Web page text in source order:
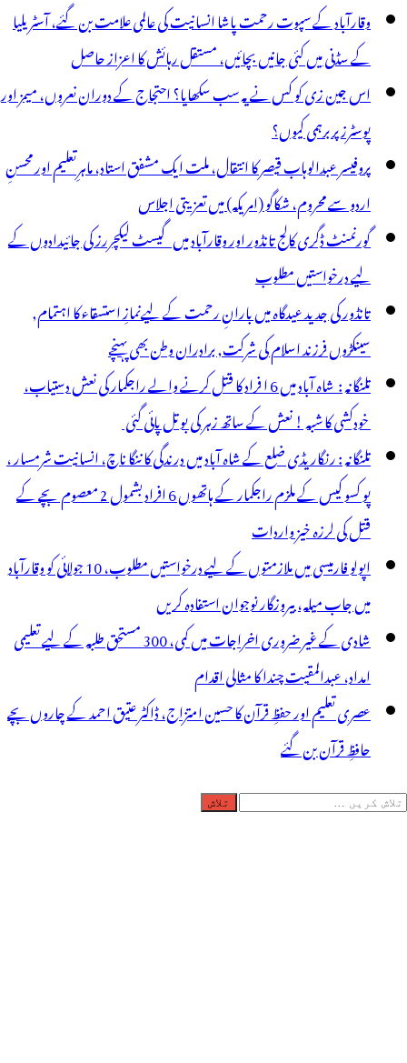
وقارآباد کے سپوت رحمت پاشا انسانیت کی عالمی علامت بن گئے، آسٹریلیا
کے سڈنی میں کئی جانیں بچائیں، مستقل رہائش کا اعزاز حاصل
اس جین زی کو کس نے یہ سب سکھایا؟ احتجاج کے دوران نعروں، میمز اور
پوسٹرز پر برہمی کیوں؟
پروفیسر عبدالوہاب قیصر کا انتقال، ملت ایک مشفق استاد، ماہرِتعلیم اور محسنِ
اردو سے محروم، شکاگو (امریکہ) میں تعزیتی اجلاس
گورنمنٹ ڈگری کالج تانڈور اور وقارآباد میں گیسٹ لیکچررز کی جائیدادوں کے
لیے درخواستیں مطلوب
تانڈور کی جدید عیدگاہ میں بارانِ رحمت کے لیےنمازِ استسقاء کا اہتمام,
سینکڑوں فرزند اسلام کی شرکت, برادران وطن بھی پہنچے
تلنگانہ : شاہ آباد میں 6 ا فراد کا قتل کرنے والے راجکمار کی نعش دستیاب،
خودکشی کا شبہ ! نعش کے ساتھ زہر کی بوتل پائی گئی
تلنگانہ : رنگاریڈی ضلع کے شاہ آباد میں درندگی کا ننگا ناچ، انسانیت شرمسار ،
پو کسو کیس کے ملزم راجکمار کے ہاتھوں 6 افراد بشمول 2 معصوم بچے کے
قتل کی لرزہ خیز واردات
اپولو فارمیسی میں ملازمتوں کے لیے درخواستیں مطلوب، 10 جولائی کو وقارآباد
میں جاب میلہ، بیروزگار نوجوان استفادہ کریں
شادی کے غیر ضروری اخراجات میں کمی، 300 مستحق طلبہ کے لیے تعلیمی
امداد، عبدالمقیت چندا کا مثالی اقدام
عصری تعلیم اور حفظِ قرآن کا حسین امتزاج، ڈاکٹر عتیق احمد کے چاروں بچے
حافظِ قرآن بن گئے
تلاش